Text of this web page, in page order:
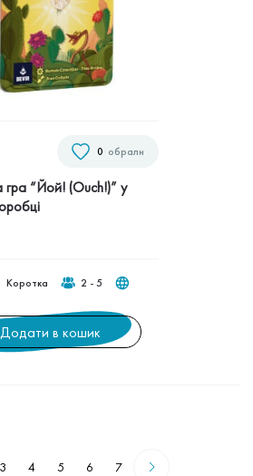
обрали
0
гра “Йой! (Ouch!)” у
Коротка 2 - 5
Додати в кошик
3 4 5 6 7